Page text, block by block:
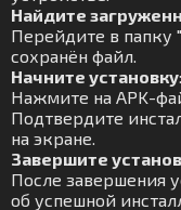
Найдите
Перейдите в папку
сохранён файл.
Начните установку:
Нажмите на APK-
Подтвердите
на экране.
Завершите
После завершения
об успешной